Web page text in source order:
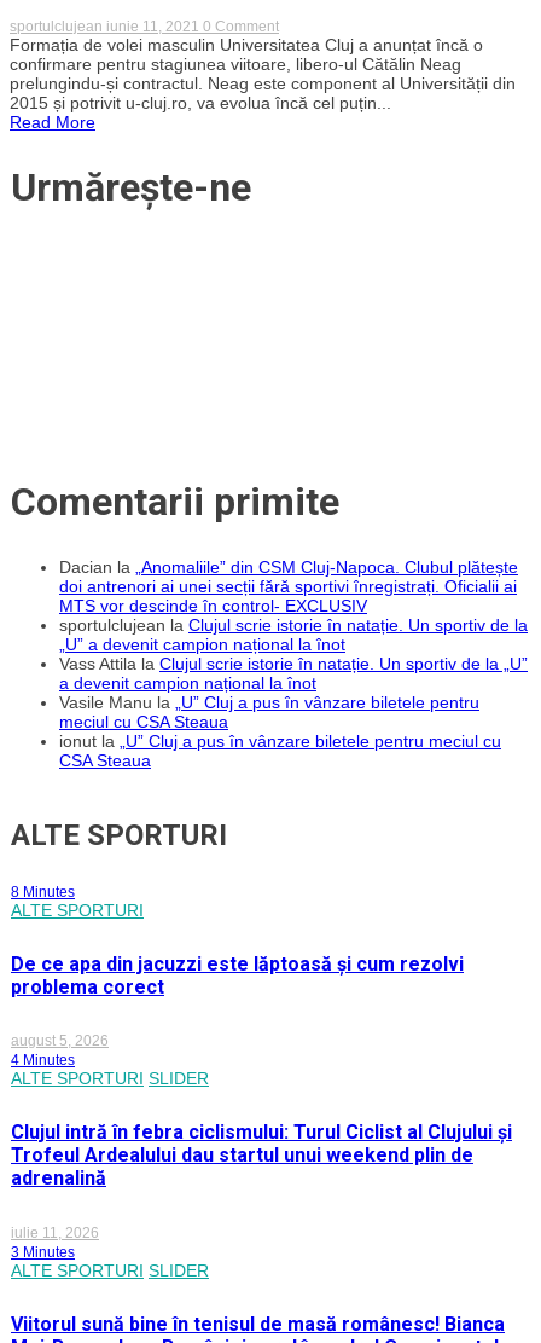
sportulclujean iunie 11, 2021 0 Commenton
Cătălin
Neag
continuă
la
„U”
Formația de volei masculin Universitatea Cluj a anunțat încă o
confirmare pentru stagiunea viitoare, libero-ul Cătălin Neag
prelungindu-și contractul. Neag este component al Universității din
2015 și potrivit u-cluj.ro, va evolua încă cel puțin...
Read More
Urmărește-ne
Comentarii primite
Dacian la
„Anomaliile” din CSM Cluj-Napoca. Clubul plătește
doi antrenori ai unei secții fără sportivi înregistrați. Oficialii ai
MTS vor descinde în control- EXCLUSIV
sportulclujean la Clujul scrie istorie în natație. Un sportiv de la
„U” a devenit campion național la înot
Vass Attila la Clujul scrie istorie în natație. Un sportiv de la „U”
a devenit campion național la înot
Vasile Manu la
„U” Cluj a pus în vânzare biletele pentru
meciul cu CSA Steaua
ionut la
„U” Cluj a pus în vânzare biletele pentru meciul cu
CSA Steaua
ALTE SPORTURI
8 Minutes
ALTE SPORTURI
De ce apa din jacuzzi este lăptoasă și cum rezolvi
problema corect
august 5, 2026
4 Minutes
ALTE SPORTURI SLIDER
Clujul intră în febra ciclismului: Turul Ciclist al Clujului și
Trofeul Ardealului dau startul unui weekend plin de
adrenalină
iulie 11, 2026
3 Minutes
ALTE SPORTURI SLIDER
Viitorul sună bine în tenisul de masă românesc! Bianca